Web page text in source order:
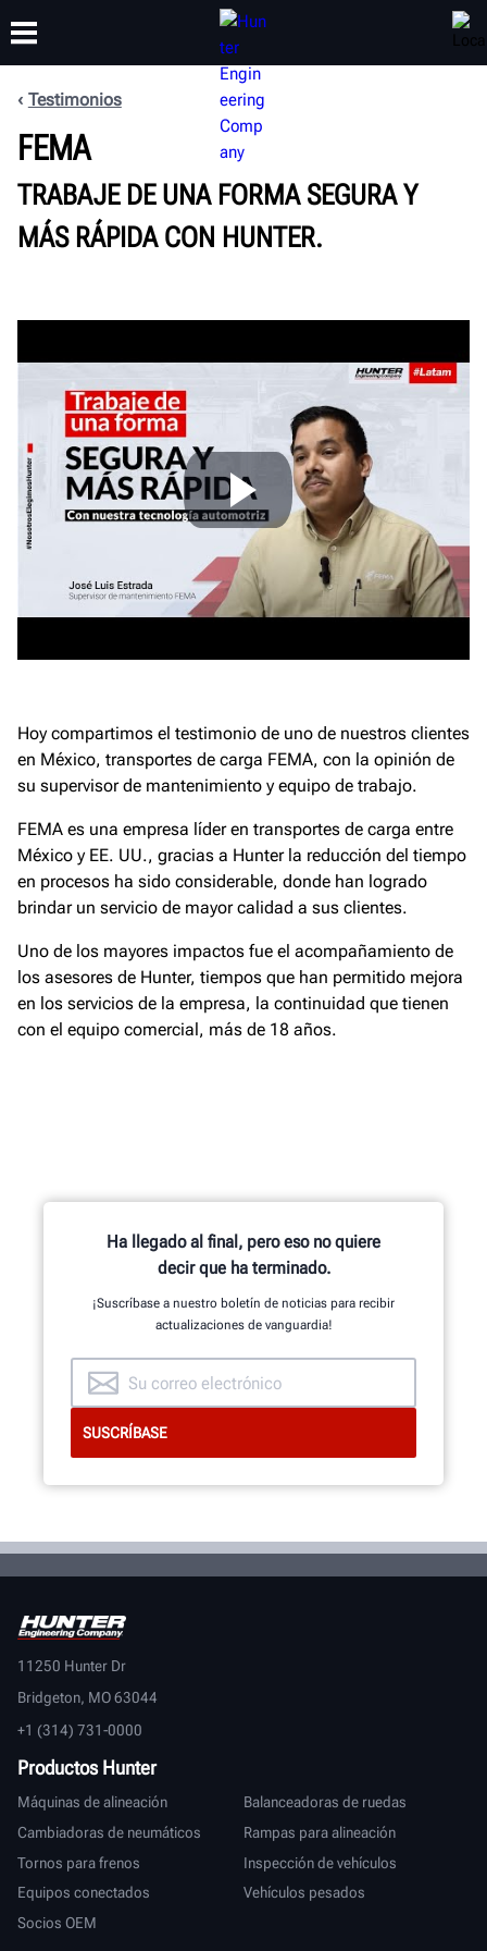
PRODUCTOS
CAPACITACIÓN
Testimonios
FEMA
TRABAJE DE UNA FORMA SEGURA Y
MÁS RÁPIDA CON HUNTER.
Hoy compartimos el testimonio de uno de nuestros clientes
en México, transportes de carga FEMA, con la opinión de
su supervisor de mantenimiento y equipo de trabajo.
FEMA es una empresa líder en transportes de carga entre
México y EE. UU., gracias a Hunter la reducción del tiempo
en procesos ha sido considerable, donde han logrado
brindar un servicio de mayor calidad a sus clientes.
Uno de los mayores impactos fue el acompañamiento de
los asesores de Hunter, tiempos que han permitido mejora
en los servicios de la empresa, la continuidad que tienen
con el equipo comercial, más de 18 años.
Ha llegado al final, pero eso no quiere
decir que ha terminado.
¡Suscríbase a nuestro boletín de noticias para recibir
actualizaciones de vanguardia!
11250 Hunter Dr
Bridgeton, MO 63044
+1 (314) 731-0000
Productos Hunter
Máquinas de alineación
Balanceadoras de ruedas
Cambiadoras de neumáticos
Rampas para alineación
Tornos para frenos
Inspección de vehículos
Equipos conectados
Vehículos pesados
Socios OEM